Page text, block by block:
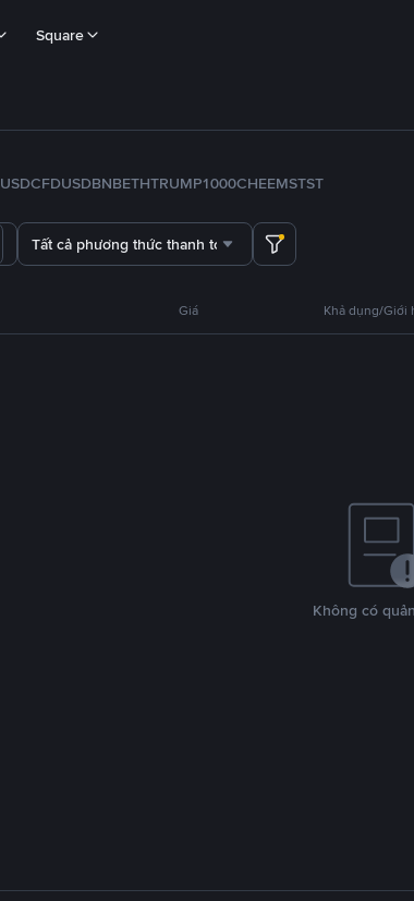
Square
USDCFDUSDBNBETHTRUMP1000CHEEMSTST
Tất cả phương thức thanh toán
Giá Khả dụng/Giới
Không có